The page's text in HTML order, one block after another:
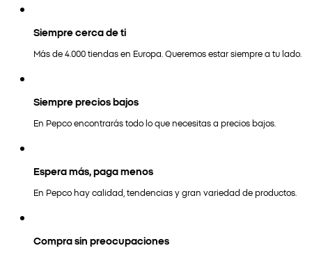
Siempre cerca de ti
Más de 4.000 tiendas en Europa. Queremos estar siempre a tu lado.
Siempre precios bajos
En Pepco encontrarás todo lo que necesitas a precios bajos.
Espera más, paga menos
En Pepco hay calidad, tendencias y gran variedad de productos.
Compra sin preocupaciones